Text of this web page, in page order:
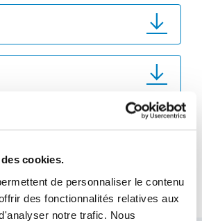
cookies.
de personnaliser le contenu
des fonctionnalités relatives aux
notre trafic. Nous
du produit